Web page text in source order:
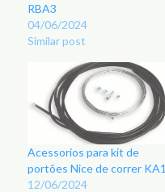
RBA3
04/06/2024
Similar post
Acessorios para kit de
portões Nice de correr KA1
12/06/2024